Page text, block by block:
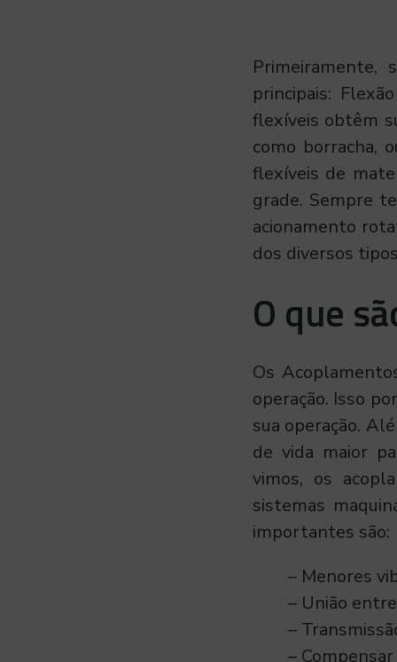
A
c
o
p
l
a
m
e
n
t
o
Primeiramente,
principais:
flexíveis obtêm
como borracha,
flexíveis de
grade. Sempre
acionamento
dos diversos
O que
Os
operação. Isso
sua operação.
de vida maior
vimos, os
sistemas
importantes são:
– Menores
– União
–
–